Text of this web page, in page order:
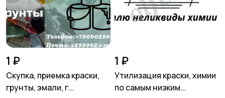
1 ₽
Скупка, приемка краски,
грунты, эмали, г...
1 ₽
Утилизация краски, химии
по самым низким...